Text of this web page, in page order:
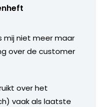
mij niet meer maar
over de customer
over het
vaak als laatste